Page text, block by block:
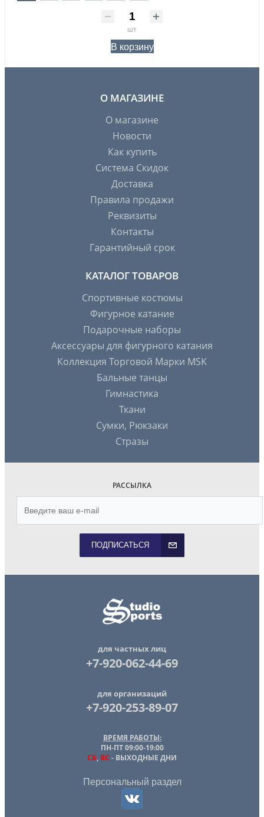
шт
В корзину
О МАГАЗИНЕ
О магазине
Новости
Как купить
Система Скидок
Доставка
Правила продажи
Реквизиты
Контакты
Гарантийный срок
КАТАЛОГ ТОВАРОВ
Спортивные костюмы
Фигурное катание
Подарочные наборы
Аксессуары для фигурного катания
Коллекция Торговой Марки MSK
Бальные танцы
Гимнастика
Ткани
Сумки, Рюкзаки
Стразы
РАССЫЛКА
ПОДПИСАТЬСЯ
для частных лиц
+7-920-062-44-69
для организаций
+7-920-253-89-07
ВРЕМЯ РАБОТЫ:
ПН-ПТ 09:00-19:00
СБ, ВС - ВЫХОДНЫЕ ДНИ
Персональный раздел